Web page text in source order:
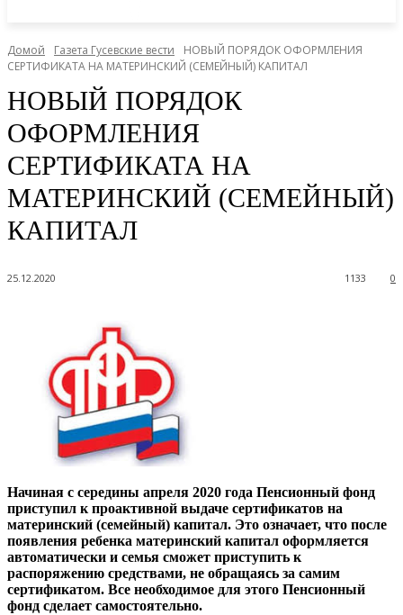
Домой Газета Гусевские вести
НОВЫЙ ПОРЯДОК ОФОРМЛЕНИЯ
СЕРТИФИКАТА НА МАТЕРИНСКИЙ (СЕМЕЙНЫЙ) КАПИТАЛ
НОВЫЙ ПОРЯДОК
ОФОРМЛЕНИЯ
СЕРТИФИКАТА НА
МАТЕРИНСКИЙ (СЕМЕЙНЫЙ)
КАПИТАЛ
25.12.2020 0
1133
Начиная с середины апреля 2020 года Пенсионный фонд
приступил к проактивной выдаче сертификатов на
материнский (семейный) капитал. Это означает, что после
появления ребенка материнский капитал оформляется
автоматически и семья сможет приступить к
распоряжению средствами, не обращаясь за самим
сертификатом. Все необходимое для этого Пенсионный
фонд сделает самостоятельно.